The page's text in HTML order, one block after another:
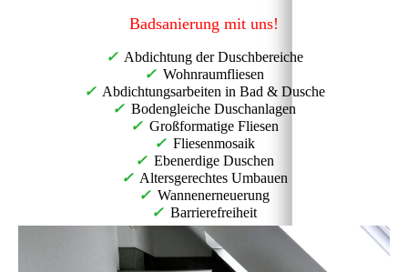
Badsanierung mit uns!
✓Abdichtung der Duschbereiche
✓Wohnraumfliesen
✓Abdichtungsarbeiten in Bad & Dusche
✓Bodengleiche Duschanlagen
✓Großformatige Fliesen
✓Fliesenmosaik
✓Ebenerdige Duschen
✓Altersgerechtes Umbauen
✓Wannenerneuerung
✓Barrierefreiheit